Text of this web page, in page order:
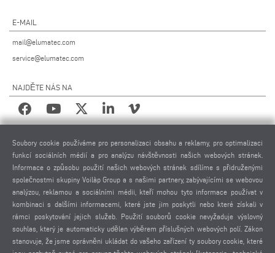
E-MAIL
mail@elumatec.com
service@elumatec.com
NAJDĚTE NÁS NA
PRÁVNÍ UPOZORNĚNÍ
IMPRESUM
POUŽITÉ FOTOGRAFIE
OCHRANA OSOBNÍCH ÚDAJŮ
OCHRANA OSOBNÍCH ÚDAJŮ MEZINÁRODNĚ
VŠEOBECNÉ PODMÍNKY PRODEJE
DOHODA O DÁLKOVÉ ÚDRŽBĚ
Soubory cookie používáme pro personalizaci obsahu a reklamy, pro optimalizaci
funkcí sociálních médií a pro analýzu návštěvnosti našich webových stránek.
Informace o způsobu použití našich webových stránek sdílíme s přidruženými
společnostmi skupiny Voilàp Group a s našimi partnery, zabývajícími se webovou
analýzou, reklamou a sociálními médii, kteří mohou tyto informace používat v
kombinaci s dalšími informacemi, které jste jim poskytli nebo které získali v
rámci poskytování jejich služeb. Použití souborů cookie nevyžaduje výslovný
souhlas, který je automaticky udělen výběrem příslušných webových polí. Zákon
stanovuje, že jsme oprávněni ukládat do vašeho zařízení ty soubory cookie, které